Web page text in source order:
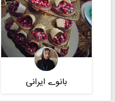
بانوے ایرانی